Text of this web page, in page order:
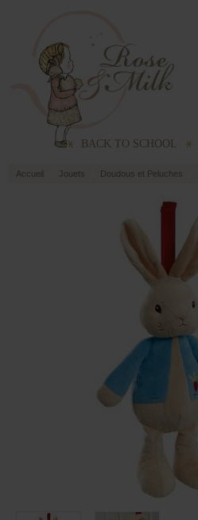
BACK TO SCHOOL
Accueil Jouets Doudous et Peluches